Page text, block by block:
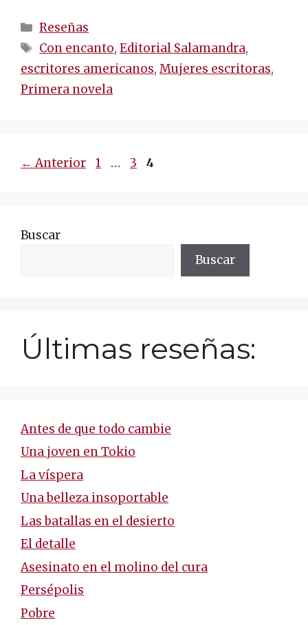
Categorías
Reseñas
Etiquetas
Con encanto,Editorial Salamandra,
escritores americanos, Mujeres escritoras,
Primera novela
Navegación
← Anterior Página
1 … Página
3 Página
4
Buscar
Buscar
Últimas reseñas:
Antes de que todo cambie
Una joven en Tokio
La víspera
Una belleza insoportable
Las batallas en el desierto
El detalle
Asesinato en el molino del cura
Persépolis
Pobre